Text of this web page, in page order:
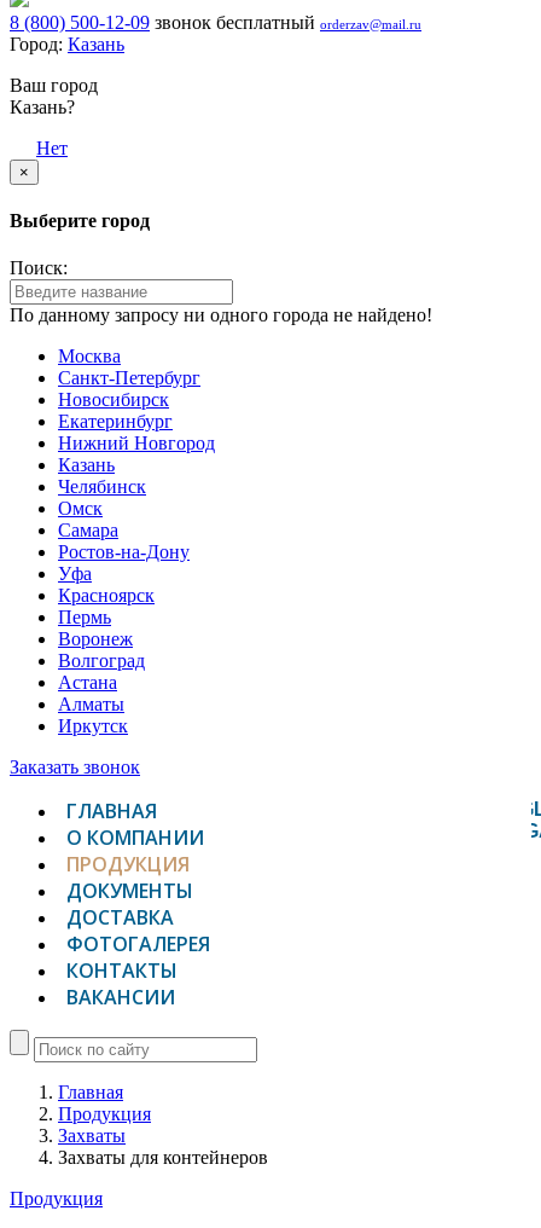
8 (800) 500-12-09 звонок бесплатный orderzav@mail.ru
Город: Казань
Ваш город
Казань?
Нет
×
Выберите город
Поиск:
По данному запросу ни одного города не найдено!
Москва
Санкт-Петербург
Новосибирск
Екатеринбург
Нижний Новгород
Казань
Челябинск
Омск
Самара
Ростов-на-Дону
Уфа
Красноярск
Пермь
Воронеж
Волгоград
Астана
Алматы
Иркутск
Заказать звонок
ГЛАВНАЯ
О КОМПАНИИ
ПРОДУКЦИЯ
ДОКУМЕНТЫ
ДОСТАВКА
ФОТОГАЛЕРЕЯ
КОНТАКТЫ
ВАКАНСИИ
Главная
Продукция
Захваты
Захваты для контейнеров
Продукция